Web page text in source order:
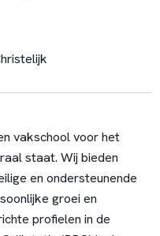
vakschool voor het
staat. Wij bieden
en ondersteunende
groei en
profielen in de